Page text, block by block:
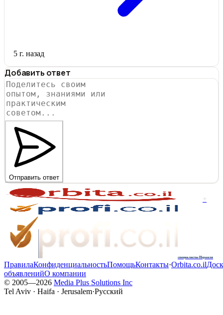
5 г. назад
Добавить ответ
Отправить ответ
+
специалисты Израиля
ПравилаКонфиденциальностьПомощьКонтакты·Orbita.co.il
объявленийО компании
© 2005—2026 Media Plus Solutions Inc
Tel Aviv · Haifa · Jerusalem·Русский